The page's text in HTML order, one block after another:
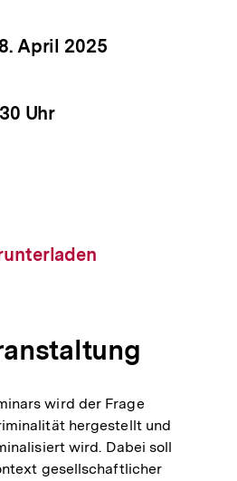
April 2025
Uhr
wird der Frage
hergestellt und
wird. Dabei soll
gesellschaftlicher